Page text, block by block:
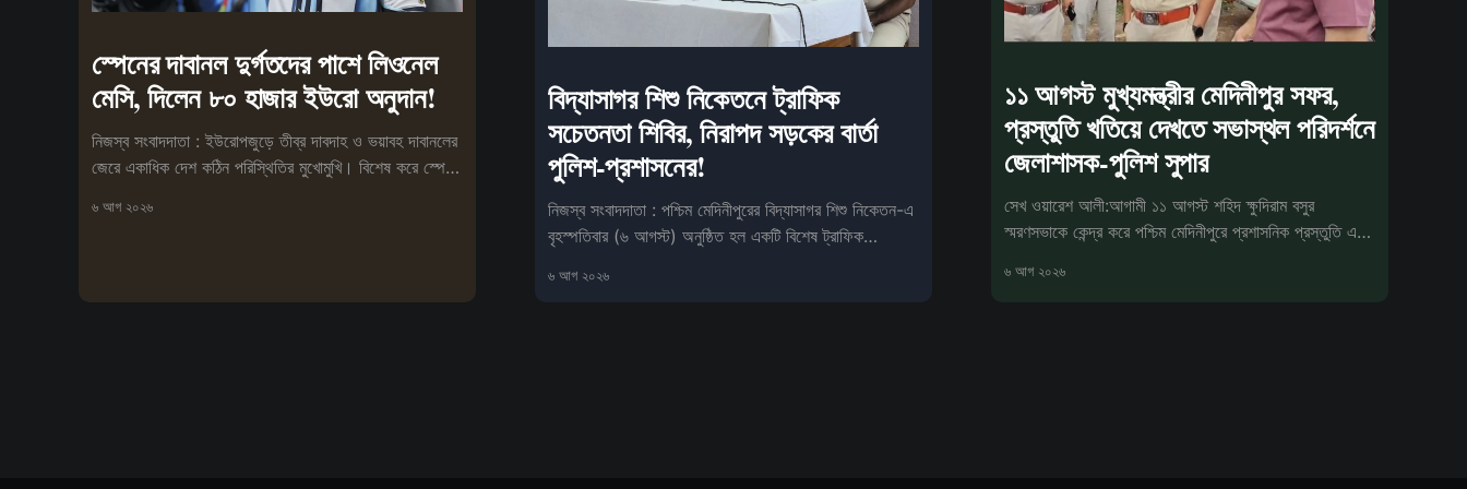
স্পেনের দাবানল দুর্গতদের পাশে লিওনেল
মেসি, দিলেন ৮০ হাজার ইউরো অনুদান!
নিজস্ব সংবাদদাতা : ইউরোপজুড়ে তীব্র দাবদাহ ও ভয়াবহ দাবানলের
জেরে একাধিক দেশ কঠিন পরিস্থিতির মুখোমুখি। বিশেষ করে স্পেনে
৬ আগ ২০২৬
বিদ্যাসাগর শিশু নিকেতনে ট্রাফিক
সচেতনতা শিবির, নিরাপদ সড়কের বার্তা
পুলিশ-প্রশাসনের!
নিজস্ব সংবাদদাতা : পশ্চিম মেদিনীপুরের বিদ্যাসাগর শিশু নিকেতন-এ
বৃহস্পতিবার (৬ আগস্ট) অনুষ্ঠিত হল একটি বিশেষ ট্রাফিক
৬ আগ ২০২৬
১১ আগস্ট মুখ্যমন্ত্রীর মেদিনীপুর সফর,
প্রস্তুতি খতিয়ে দেখতে সভাস্থল পরিদর্শনে
জেলাশাসক-পুলিশ সুপার
সেখ ওয়ারেশ আলী:আগামী ১১ আগস্ট শহিদ ক্ষুদিরাম বসুর
স্মরণসভাকে কেন্দ্র করে পশ্চিম মেদিনীপুরে প্রশাসনিক প্রস্তুতি এখন
৬ আগ ২০২৬